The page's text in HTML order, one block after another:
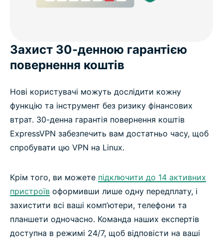
Захист 30-денною гарантією
повернення коштів
Нові користувачі можуть дослідити кожну
функцію та інструмент без ризику фінансових
втрат. 30-денна гарантія повернення коштів
ExpressVPN забезпечить вам достатньо часу, щоб
спробувати цю VPN на Linux.
Крім того, ви можете підключити до 14 активних
пристроїв оформивши лише одну передплату, і
захистити всі ваші комп’ютери, телефони та
планшети одночасно. Команда наших експертів
доступна в режимі 24/7, щоб відповісти на ваші